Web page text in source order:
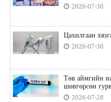
2026-07-30
Цахилгаан
2026-07-30
Төв аймгийн
шөвгөрсөн
2026-07-28